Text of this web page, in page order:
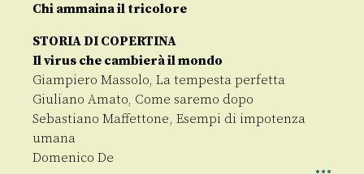
Chi ammaina il tricolore
STORIA DI COPERTINA
Il virus che cambierà il mondo
Giampiero Massolo, La tempesta perfetta
Giuliano Amato, Come saremo dopo
Sebastiano Maffettone, Esempi di impotenza
umana
Domenico De